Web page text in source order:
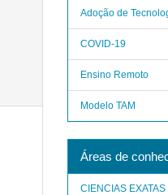
Adoção de
COVID-19
Ensino Remoto
Modelo TAM
Áreas de
CIENCIAS